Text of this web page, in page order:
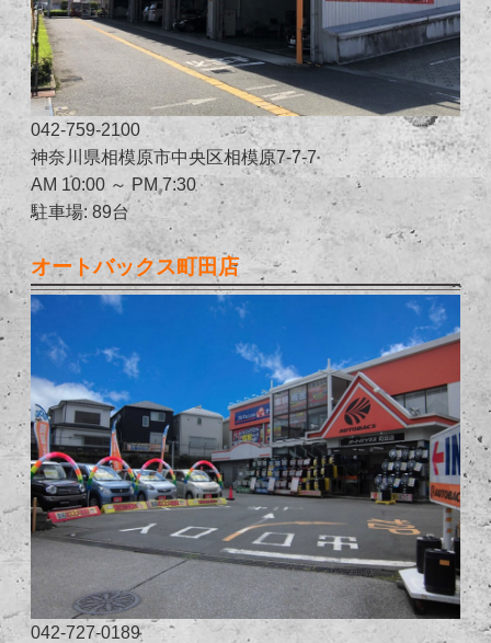
042-759-2100
神奈川県相模原市中央区相模原7-7-7
AM 10:00 ～ PM 7:30
駐車場: 89台
オートバックス町田店
042-727-0189